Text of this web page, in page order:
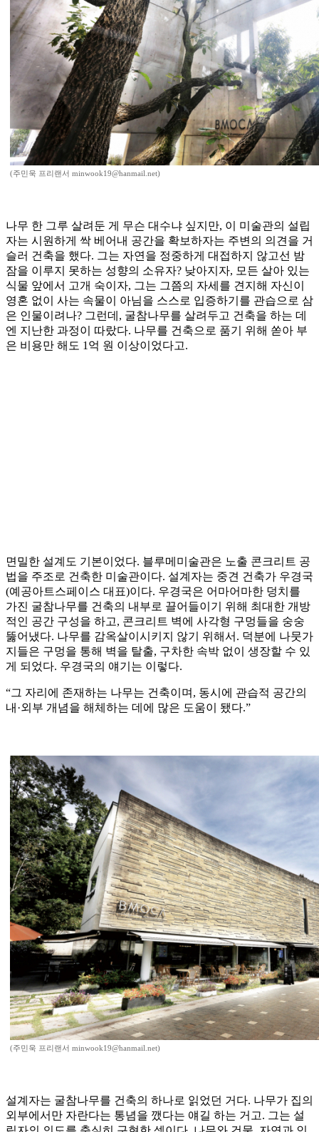
(주민욱 프리랜서 minwook19@hanmail.net)
나무 한 그루 살려둔 게 무슨 대수냐 싶지만, 이 미술관의 설립
자는 시원하게 싹 베어내 공간을 확보하자는 주변의 의견을 거
슬러 건축을 했다. 그는 자연을 정중하게 대접하지 않고선 밤
잠을 이루지 못하는 성향의 소유자? 낮아지자, 모든 살아 있는
식물 앞에서 고개 숙이자, 그는 그쯤의 자세를 견지해 자신이
영혼 없이 사는 속물이 아님을 스스로 입증하기를 관습으로 삼
은 인물이려나? 그런데, 굴참나무를 살려두고 건축을 하는 데
엔 지난한 과정이 따랐다. 나무를 건축으로 품기 위해 쏟아 부
은 비용만 해도 1억 원 이상이었다고.
면밀한 설계도 기본이었다. 블루메미술관은 노출 콘크리트 공
법을 주조로 건축한 미술관이다. 설계자는 중견 건축가 우경국
(예공아트스페이스 대표)이다. 우경국은 어마어마한 덩치를
가진 굴참나무를 건축의 내부로 끌어들이기 위해 최대한 개방
적인 공간 구성을 하고, 콘크리트 벽에 사각형 구멍들을 숭숭
뚫어냈다. 나무를 감옥살이시키지 않기 위해서. 덕분에 나뭇가
지들은 구멍을 통해 벽을 탈출, 구차한 속박 없이 생장할 수 있
게 되었다. 우경국의 얘기는 이렇다.
“그 자리에 존재하는 나무는 건축이며, 동시에 관습적 공간의
내·외부 개념을 해체하는 데에 많은 도움이 됐다.”
(주민욱 프리랜서 minwook19@hanmail.net)
설계자는 굴참나무를 건축의 하나로 읽었던 거다. 나무가 집의
외부에서만 자란다는 통념을 깼다는 얘길 하는 거고. 그는 설